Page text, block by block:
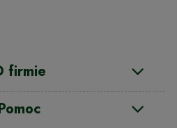
firmie